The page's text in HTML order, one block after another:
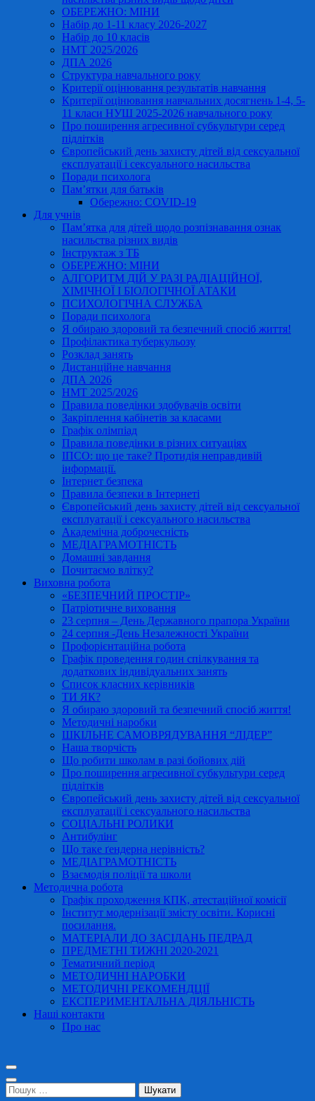
ОБЕРЕЖНО: МІНИ
Набір до 1-11 класу 2026-2027
Набір до 10 класів
НМТ 2025/2026
ДПА 2026
Структура навчального року
Критерії оцінювання результатів навчання
Критерії оцінювання навчальних досягнень 1-4, 5-
11 класи НУШ 2025-2026 навчального року
Про поширення агресивної субкультури серед
підлітків
Європейський день захисту дітей від сексуальної
експлуатації і сексуального насильства
Поради психолога
Пам’ятки для батьків
Обережно: COVID-19
Для учнів
Пам’ятка для дітей щодо розпізнавання ознак
насильства різних видів
Інструктаж з ТБ
ОБЕРЕЖНО: МІНИ
АЛГОРИТМ ДІЙ У РАЗІ РАДІАЦІЙНОЇ,
ХІМІЧНОЇ І БІОЛОГІЧНОЇ АТАКИ
ПСИХОЛОГІЧНА СЛУЖБА
Поради психолога
Я обираю здоровий та безпечний спосіб життя!
Профілактика туберкульозу
Розклад занять
Дистанційне навчання
ДПА 2026
НМТ 2025/2026
Правила поведінки здобувачів освіти
Закріплення кабінетів за класами
Графік олімпіад
Правила поведінки в різних ситуаціях
ІПСО: що це таке? Протидія неправдивій
інформації.
Інтернет безпека
Правила безпеки в Інтернеті
Європейський день захисту дітей від сексуальної
експлуатації і сексуального насильства
Академічна доброчесність
МЕДІАГРАМОТНІСТЬ
Домашні завдання
Почитаємо влітку?
Виховна робота
«БЕЗПЕЧНИЙ ПРОСТІР»
Патріотичне виховання
23 серпня – День Державного прапора України
24 серпня -День Незалежності України
Профорієнтаційна робота
Графік проведення годин спілкування та
додаткових індивідуальних занять
Список класних керівників
ТИ ЯК?
Я обираю здоровий та безпечний спосіб життя!
Методичні наробки
ШКІЛЬНЕ САМОВРЯДУВАННЯ “ЛІДЕР”
Наша творчість
Що робити школам в разі бойових дій
Про поширення агресивної субкультури серед
підлітків
Європейський день захисту дітей від сексуальної
експлуатації і сексуального насильства
СОЦІАЛЬНІ РОЛИКИ
Антибулінг
Що таке ґендерна нерівність?
МЕДІАГРАМОТНІСТЬ
Взаємодія поліції та школи
Методична робота
Графік проходження КПК, атестаційної комісії
Інститут модернізації змісту освіти. Корисні
посилання.
МАТЕРІАЛИ ДО ЗАСІДАНЬ ПЕДРАД
ПРЕДМЕТНІ ТИЖНІ 2020-2021
Тематичний період
МЕТОДИЧНІ НАРОБКИ
МЕТОДИЧНІ РЕКОМЕНДЦІЇ
ЕКСПЕРИМЕНТАЛЬНА ДІЯЛЬНІСТЬ
Наші контакти
Про нас
Пошук: